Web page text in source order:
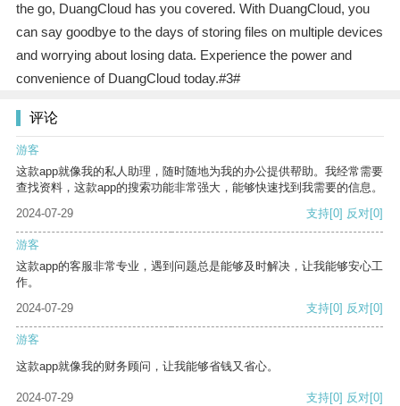
the go, DuangCloud has you covered. With DuangCloud, you
can say goodbye to the days of storing files on multiple devices
and worrying about losing data. Experience the power and
convenience of DuangCloud today.#3#
评论
游客
这款app就像我的私人助理，随时随地为我的办公提供帮助。我经常需要
查找资料，这款app的搜索功能非常强大，能够快速找到我需要的信息。
2024-07-29
支持[0] 反对[0]
游客
这款app的客服非常专业，遇到问题总是能够及时解决，让我能够安心工
作。
2024-07-29
支持[0] 反对[0]
游客
这款app就像我的财务顾问，让我能够省钱又省心。
2024-07-29 支持[0] 反对[0]